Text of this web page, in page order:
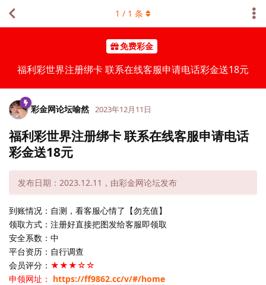
免费彩金
福利彩世界注册绑卡 联系在线客服申请电话彩金送18元
1 / 1 条
彩金网论坛喻然 2023年12月11日
福利彩世界注册绑卡 联系在线客服申请电话
彩金送18元
发布日期：2023.12.11，由彩金网论坛发布
到账情况：自测，看客服心情了【勿充值】
领取方式：注册好直接把图发给客服即领取
安全系数：中
平台资历：自行调查
会员评分： ★★★☆☆
申领网址： https://ff9862.cc/v/#/home